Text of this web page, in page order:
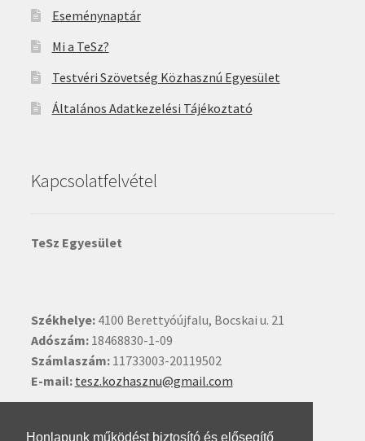
Honlapunk működést biztosító és elősegítő
Eseménynaptár
Mi a TeSz?
Testvéri Szövetség Közhasznú Egyesület
Általános Adatkezelési Tájékoztató
Kapcsolatfelvétel
TeSz Egyesület
Székhelye:4100 Berettyóújfalu, Bocskai u. 21
Adószám:18468830-1-09
Számlaszám:11733003-20119502
E-mail: tesz.kozhasznu@gmail.com